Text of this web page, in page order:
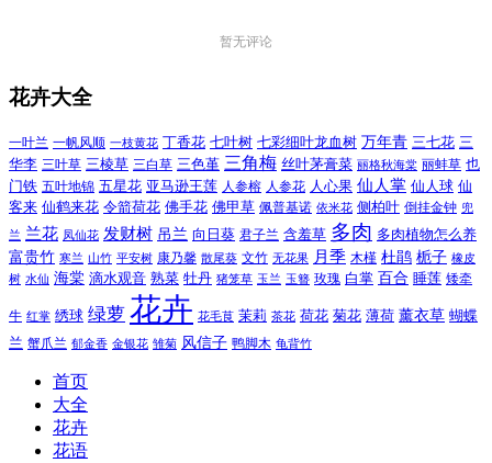
暂无评论
花卉大全
一叶兰 一帆风顺 一枝黄花 丁香花 七叶树 七彩细叶龙血树 万年青 三七花 三
华李 三叶草 三棱草 三白草 三色堇 三角梅 丝叶茅膏菜 丽格秋海棠 丽蚌草 也
门铁 五叶地锦 五星花 亚马逊王莲 人参榕 人参花 人心果 仙人掌 仙人球 仙
客来 仙鹤来花 令箭荷花 佛手花 佛甲草 佩普基诺 依米花 侧柏叶 倒挂金钟 兜
兰 兰花 凤仙花 发财树 吊兰 向日葵 君子兰 含羞草 多肉 多肉植物怎么养
富贵竹 寒兰 山竹 平安树 康乃馨 散尾葵 文竹 无花果 月季 木槿 杜鹃 栀子 橡皮
树 水仙 海棠 滴水观音 熟菜 牡丹 猪笼草 玉兰 玉簪 玫瑰 白掌 百合 睡莲 矮牵
牛 红掌 绣球 绿萝 花卉 花毛茛 茉莉 茶花 荷花 菊花 薄荷 薰衣草 蝴蝶
兰 蟹爪兰 郁金香 金银花 雏菊 风信子 鸭脚木 龟背竹
首页
大全
花卉
花语